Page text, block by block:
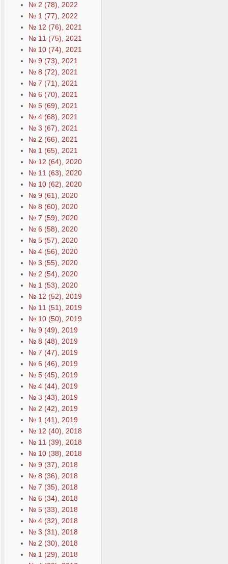
№ 2 (78), 2022
№ 1 (77), 2022
№ 12 (76), 2021
№ 11 (75), 2021
№ 10 (74), 2021
№ 9 (73), 2021
№ 8 (72), 2021
№ 7 (71), 2021
№ 6 (70), 2021
№ 5 (69), 2021
№ 4 (68), 2021
№ 3 (67), 2021
№ 2 (66), 2021
№ 1 (65), 2021
№ 12 (64), 2020
№ 11 (63), 2020
№ 10 (62), 2020
№ 9 (61), 2020
№ 8 (60), 2020
№ 7 (59), 2020
№ 6 (58), 2020
№ 5 (57), 2020
№ 4 (56), 2020
№ 3 (55), 2020
№ 2 (54), 2020
№ 1 (53), 2020
№ 12 (52), 2019
№ 11 (51), 2019
№ 10 (50), 2019
№ 9 (49), 2019
№ 8 (48), 2019
№ 7 (47), 2019
№ 6 (46), 2019
№ 5 (45), 2019
№ 4 (44), 2019
№ 3 (43), 2019
№ 2 (42), 2019
№ 1 (41), 2019
№ 12 (40), 2018
№ 11 (39), 2018
№ 10 (38), 2018
№ 9 (37), 2018
№ 8 (36), 2018
№ 7 (35), 2018
№ 6 (34), 2018
№ 5 (33), 2018
№ 4 (32), 2018
№ 3 (31), 2018
№ 2 (30), 2018
№ 1 (29), 2018